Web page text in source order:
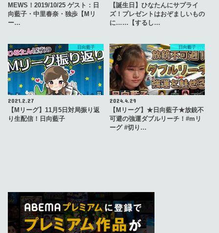
MEWS！2019/10/25 ゲスト：日
向藍子・中里春奈・独歩【Mリ
ー…
【誕生日】ひなたんにサプライ
ズ！プレゼントはおぞましいもの
に……【するし…
日向藍子
2021.2.27
【Mリーグ】11月5日対局振り返
り生配信！日向藍子
日向藍子
2024.4.29
【Mリーグ】★日向藍子★放銃不
可避の強運ダブルリーチ！#mリ
ーグ #切り…